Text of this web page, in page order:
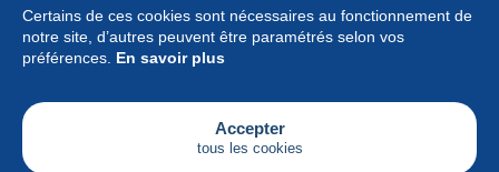
Certains de ces cookies sont nécessaires au fonctionnement de
notre site, d’autres peuvent être paramétrés selon vos
préférences. En savoir plus
Accepter
tous les cookies
Actualités
Fonctionnalités
Société
Services